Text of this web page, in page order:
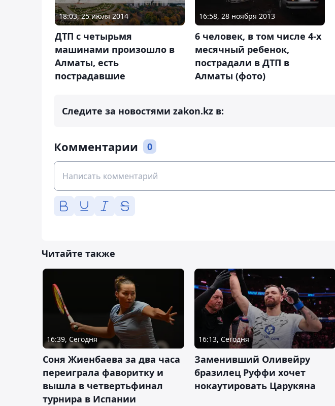
18:03, 25 июля 2014
ДТП с четырьмя
машинами произошло в
Алматы, есть
пострадавшие
16:58, 28 ноября 2013
6 человек, в том числе 4-х
месячный ребенок,
пострадали в ДТП в
Алматы (фото)
Следите за новостями zakon.kz в:
Комментарии 0
Читайте также
16:39, Сегодня
Соня Жиенбаева за два часа
переиграла фаворитку и
вышла в четвертьфинал
турнира в Испании
16:13, Сегодня
Заменивший Оливейру
бразилец Руффи хочет
нокаутировать Царукяна